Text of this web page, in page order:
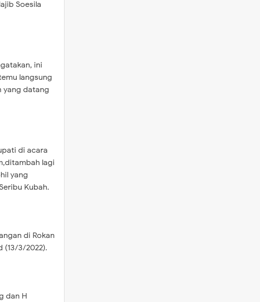
Soesila
ini
langsung
yang datang
di acara
lagi
yang
Kubah.
di Rokan
(13/3/2022).
dan H